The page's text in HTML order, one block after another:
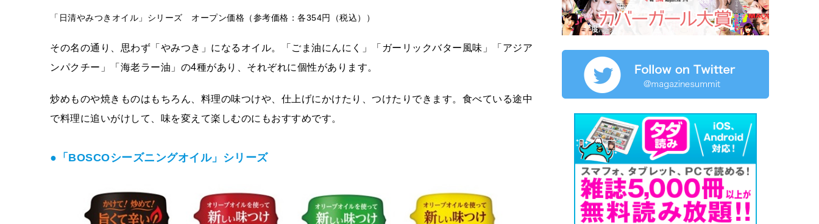
「日清やみつきオイル」シリーズ オープン価格（参考価格：各354円（税込））
その名の通り、思わず「やみつき」になるオイル。「ごま油にんにく」「ガーリックバター風味」「アジア
ンパクチー」「海老ラー油」の4種があり、それぞれに個性があります。
炒めものや焼きものはもちろん、料理の味つけや、仕上げにかけたり、つけたりできます。食べている途中
で料理に追いがけして、味を変えて楽しむのにもおすすめです。
●「BOSCOシーズニングオイル」シリーズ